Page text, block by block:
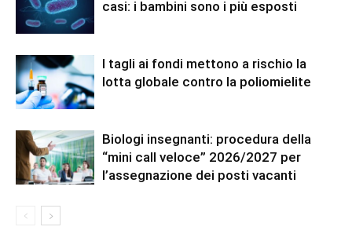
casi: i bambini sono i più esposti
I tagli ai fondi mettono a rischio la
lotta globale contro la poliomielite
Biologi insegnanti: procedura della
“mini call veloce” 2026/2027 per
l’assegnazione dei posti vacanti